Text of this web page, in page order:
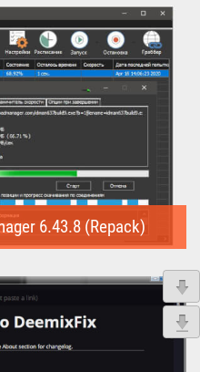
6.43.8 (Repack)
для...